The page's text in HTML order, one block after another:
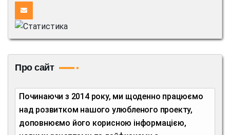
Про сайт
Починаючи з 2014 року, ми щоденно працюємо
над розвитком нашого улюбленого проекту,
доповнюємо його корисною інформацією,